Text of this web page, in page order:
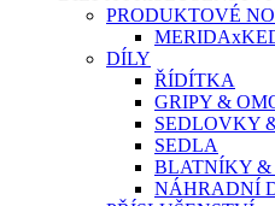
PRODUKTOVÉ
DÍLY
ŘÍDÍTKA
GRIPY &
SEDLOVKY
SEDLA
BLATNÍKY &
NÁHRADNÍ